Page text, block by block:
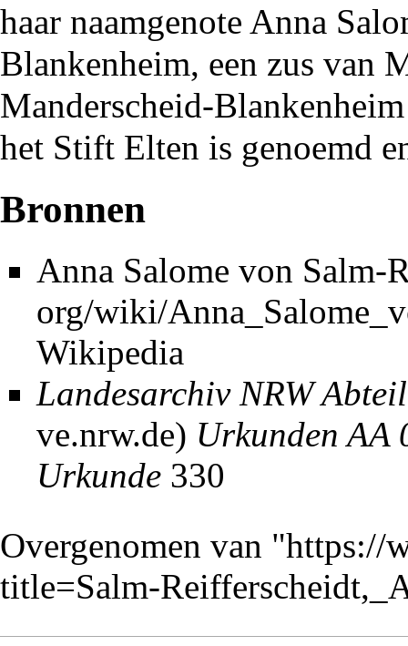
haar naamgenote Anna
Blankenheim, een zus van
Manderscheid-
het Stift Elten is genoemd
Bronnen
Anna Salome von Salm-
Wikipedia
Landesarchiv NRW
Urkunden AA
Urkunde 330
Overgenomen van "https://
title=Salm-